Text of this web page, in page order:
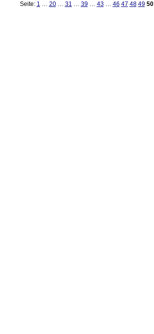
Seite: 1 … 20… 31 … 39… 43… 46 47 48 49 50